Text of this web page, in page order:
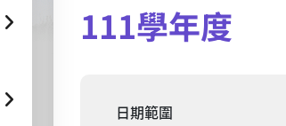
111學年度
日期範圍